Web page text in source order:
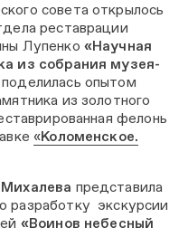
совета открылось
реставрации
Лупенко «Научная
из собрания музея-
опытом
из золотного
фелонь
«Коломенское.
представила
разработку экскурсии
«Воинов небесный